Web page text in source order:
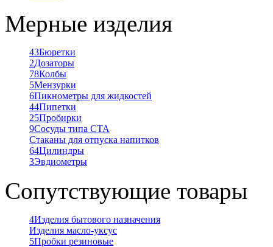
Мерные изделия
43Бюретки
2Дозаторы
78Колбы
5Мензурки
6Пикнометры для жидкостей
44Пипетки
25Пробирки
9Сосуды типа СТА
Стаканы для отпуска напитков
64Цилиндры
3Эвдиометры
Сопутствующие товары
4Изделия бытового назначения
Изделия масло-уксус
5Пробки резиновые